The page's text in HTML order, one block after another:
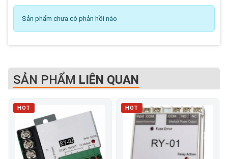
Sản phẩm chưa có phản hồi nào
SẢN PHẨM LIÊN QUAN
HOT HOT